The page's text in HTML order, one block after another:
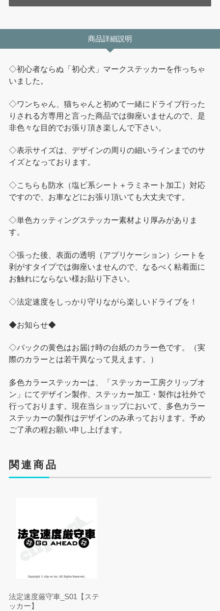
商品詳細説明
◇初心者ならぬ「初心犬」マークステッカーを作っちゃ
いました。
◇ワンちゃん、猫ちゃんと初めて一緒にドライブ行った
りされる方専用と言った商品では御座いませんので、是
非色々な目的でお張り頂き楽しんで下さい。
◇表示サイズは、デザインの周りの細いラインまでのサ
イズとなっております。
◇こちらも防水（塩ビ系シート＋ラミネート加工）対応
ですので、お車などにお張り頂いても大丈夫です。
◇単色カッティングステッカー素材より厚みがありま
す。
◇張った後、表面の透明（アプリケーション）シートを
剥がすタイプでは御座いませんので、なるべく粘着面に
お触れにならない様お貼り下さい。
◇法定速度をしっかり守りながら楽しいドライブを！
◆お知らせ◆
◇バックの黄色はお届け時の台紙のカラー色です。（実
際のカラーとは若干異なって見えます。）
多色カラーステッカーは、「ステッカー工房クリップオ
ン」にてデザイン製作、ステッカー加工・製作は社外で
行っております。現在当ショップにおいて、多色カラー
ステッカーの製作はデザインのみ承っております。予め
ご了承の程お願い申し上げます。
関連商品
法定速度厳守車_S01【ステ
ッカー】